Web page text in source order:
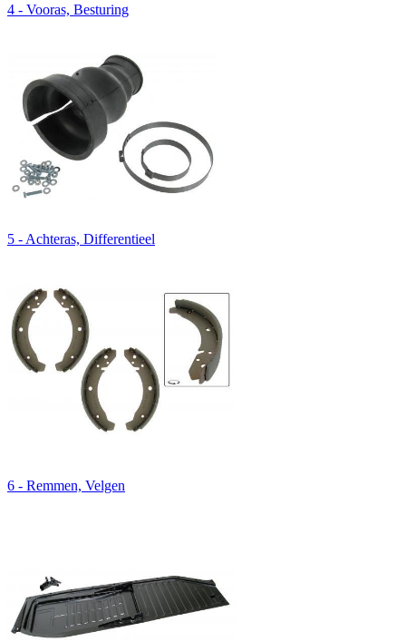
4 - Vooras, Besturing
5 - Achteras, Differentieel
6 - Remmen, Velgen